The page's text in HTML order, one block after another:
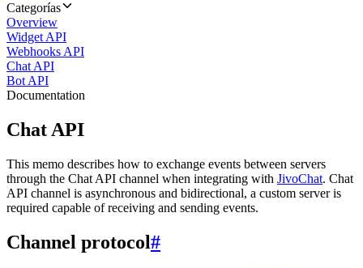
Categorías
Overview
Widget API
Webhooks API
Chat API
Bot API
Documentation
Chat API
This memo describes how to exchange events between servers
through the Chat API channel when integrating with JivoChat. Chat
API channel is asynchronous and bidirectional, a custom server is
required capable of receiving and sending events.
Channel protocol#